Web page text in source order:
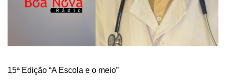
15ª Edição “A Escola e o meio”